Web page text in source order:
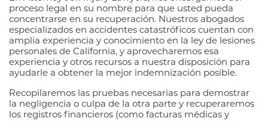
proceso legal en su nombre para que usted pueda
concentrarse en su recuperación. Nuestros abogados
especializados en accidentes catastróficos cuentan con
amplia experiencia y conocimiento en la ley de lesiones
personales de California, y aprovecharemos esa
experiencia y otros recursos a nuestra disposición para
ayudarle a obtener la mejor indemnización posible.
Recopilaremos las pruebas necesarias para demostrar
la negligencia o culpa de la otra parte y recuperaremos
los registros financieros (como facturas médicas y